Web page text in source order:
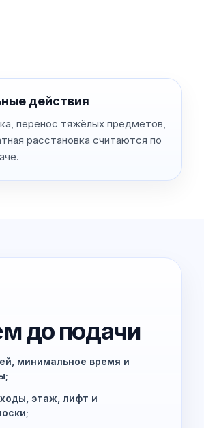
действия
перенос тяжёлых предметов,
расстановка считаются по
до подачи
минимальное время и
этаж, лифт и